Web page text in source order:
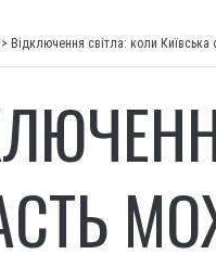
> Відключення світла: коли